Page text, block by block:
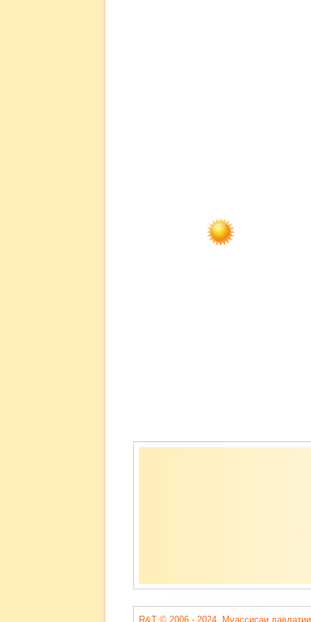
Содержимое
R&T © 2006 - 2024. Муассисаи